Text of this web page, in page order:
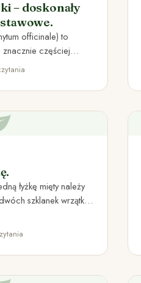
– doskonały
officinale) to
znacznie częściej
Pisał o niej…
łyżkę mięty należy
szklanek wrzątku,